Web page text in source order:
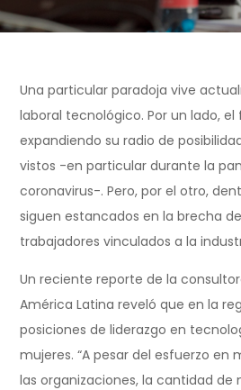
Una particular paradoja vive
laboral tecnológico. Por un lado,
expandiendo su radio de
vistos -en particular durante la
coronavirus-. Pero, por el otro,
siguen estancados en la brecha
trabajadores vinculados a la
Un reciente reporte de la
América Latina reveló que en la
posiciones de liderazgo en
mujeres. “A pesar del esfuerzo en
las organizaciones, la cantidad de